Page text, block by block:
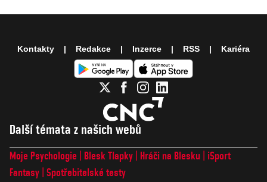
Další témata z našich webů
Moje Psychologie Blesk Tlapky Hráči na Blesku
iSport
Fantasy Spotřebitelské testy
Kontakty Redakce Inzerce RSS Kariéra